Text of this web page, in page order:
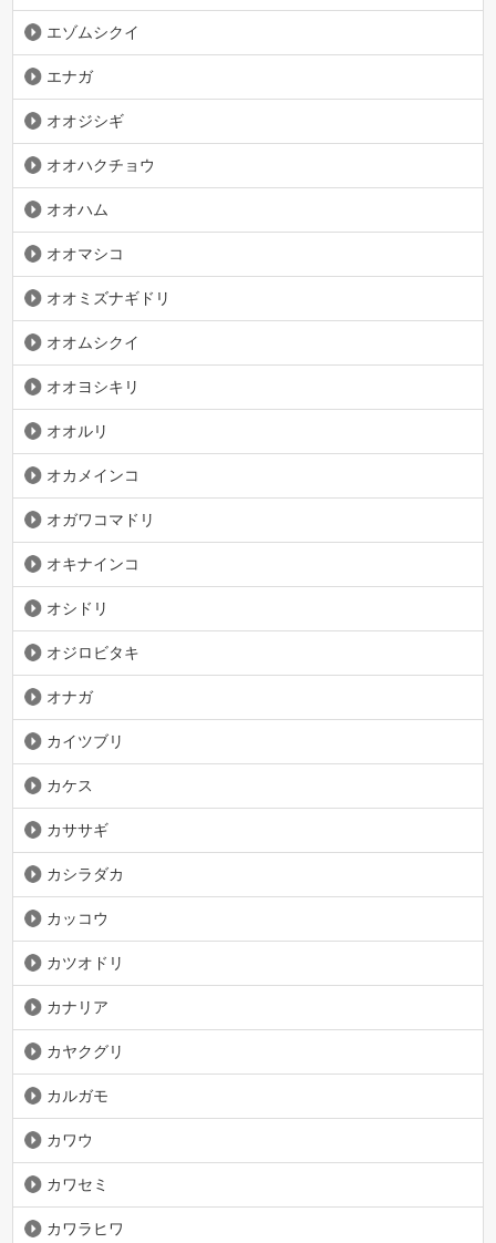
エゾムシクイ
エナガ
オオジシギ
オオハクチョウ
オオハム
オオマシコ
オオミズナギドリ
オオムシクイ
オオヨシキリ
オオルリ
オカメインコ
オガワコマドリ
オキナインコ
オシドリ
オジロビタキ
オナガ
カイツブリ
カケス
カササギ
カシラダカ
カッコウ
カツオドリ
カナリア
カヤクグリ
カルガモ
カワウ
カワセミ
カワラヒワ